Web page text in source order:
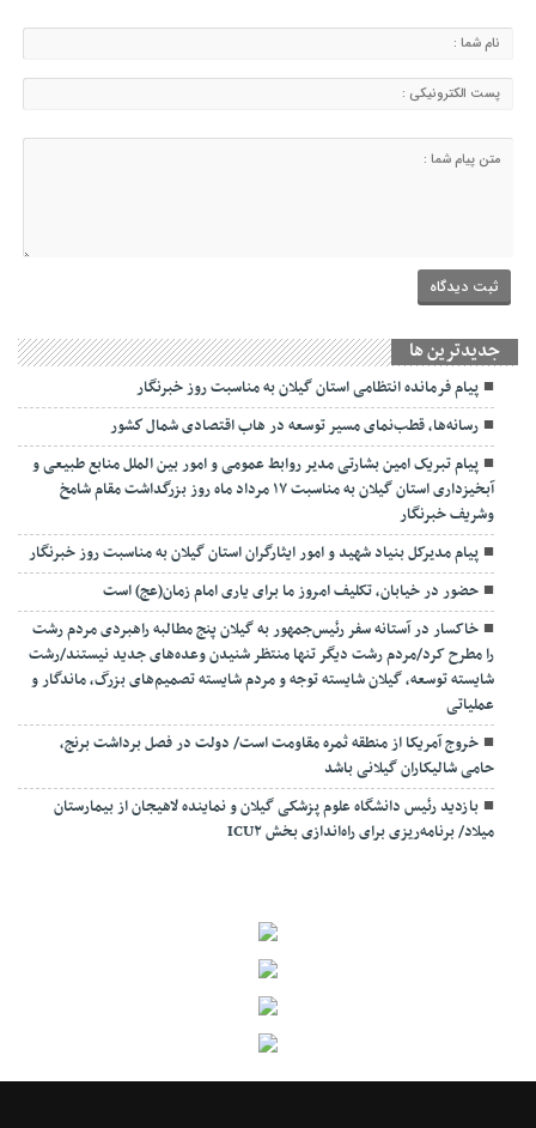
جديدترين ها
پیام فرمانده انتظامی استان گیلان به مناسبت روز خبرنگار
رسانه‌ها، قطب‌نمای مسیر توسعه در هاب اقتصادی شمال كشور
پیام تبریک امین بشارتی مدیر روابط عمومی و امور بین الملل منابع طبیعی و
آبخیزداری استان گیلان به مناسبت ۱۷ مرداد ماه روز بزرگداشت مقام شامخ
وشریف خبرنگار
پیام مدیرکل بنیاد شهید و امور ایثارگران استان گیلان به مناسبت روز خبرنگار
حضور در خیابان، تکلیف امروز ما برای یاری امام زمان(عج) است
خاکسار در آستانه سفر رئیس‌جمهور به گیلان پنج مطالبه راهبردی مردم رشت
را مطرح کرد/مردم رشت دیگر تنها منتظر شنیدن وعده‌های جدید نیستند/رشت
شایسته توسعه، گیلان شایسته توجه و مردم شایسته تصمیم‌های بزرگ، ماندگار و
عملیاتی
خروج آمریکا از منطقه ثمره مقاومت است/ دولت در فصل برداشت برنج،
حامی شالیکاران گیلانی باشد
بازدید رئیس دانشگاه علوم پزشکی گیلان و نماینده لاهیجان از بیمارستان
میلاد/ برنامه‌ریزی برای راه‌اندازی بخش ICU۲